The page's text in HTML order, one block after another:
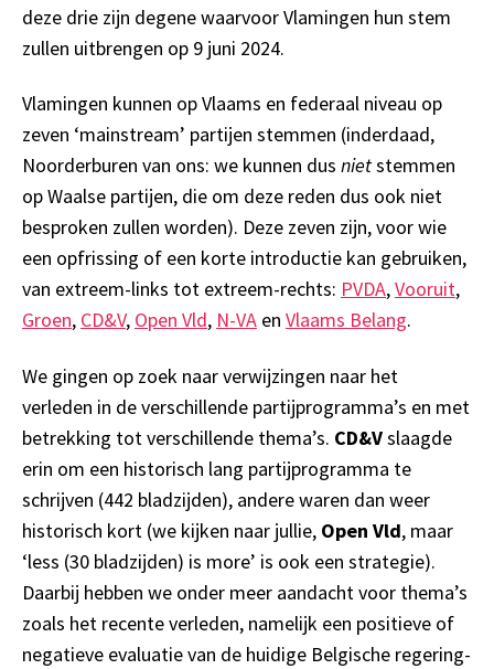
deze drie zijn degene waarvoor Vlamingen hun stem
zullen uitbrengen op 9 juni 2024.
Vlamingen kunnen op Vlaams en federaal niveau op
zeven ‘mainstream’ partijen stemmen (inderdaad,
Noorderburen van ons: we kunnen dus nietstemmen
op Waalse partijen, die om deze reden dus ook niet
besproken zullen worden). Deze zeven zijn, voor wie
een opfrissing of een korte introductie kan gebruiken,
van extreem-links tot extreem-rechts: PVDA,Vooruit,
Groen, CD&V, Open Vld, N-VA en Vlaams Belang.
We gingen op zoek naar verwijzingen naar het
verleden in de verschillende partijprogramma’s en met
betrekking tot verschillende thema’s. CD&Vslaagde
erin om een historisch lang partijprogramma te
schrijven (442 bladzijden), andere waren dan weer
historisch kort (we kijken naar jullie, Open Vld, maar
‘less (30 bladzijden) is more’ is ook een strategie).
Daarbij hebben we onder meer aandacht voor thema’s
zoals het recente verleden, namelijk een positieve of
negatieve evaluatie van de huidige Belgische regering-